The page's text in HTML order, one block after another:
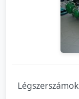
Légszerszámok